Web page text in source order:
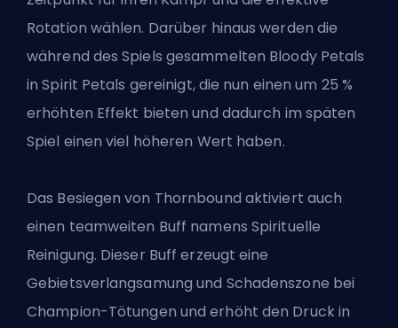
Rotation wählen. Darüber hinaus werden die
während des Spiels gesammelten Bloody Petals
in Spirit Petals gereinigt, die nun einen um 25 %
erhöhten Effekt bieten und dadurch im späten
Spiel einen viel höheren Wert haben.
Das Besiegen von Thornbound aktiviert auch
einen teamweiten Buff namens Spirituelle
Reinigung. Dieser Buff erzeugt eine
Gebietsverlangsamung und Schadenszone bei
Champion-Tötungen und erhöht den Druck in